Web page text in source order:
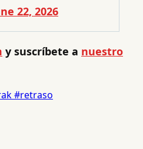
22, 2026
y suscríbete a nuestro
#retraso